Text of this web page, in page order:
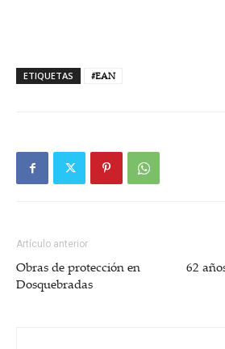
ETIQUETAS #EAN
Artículo anterior
Obras de protección en
Dosquebradas
62